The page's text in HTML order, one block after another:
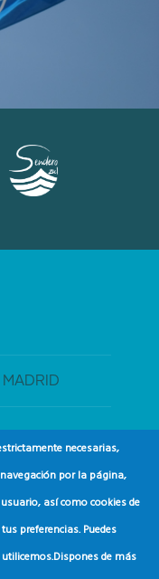
necesarias,
por la página,
así como cookies de
preferencias. Puedes
Dispones de más